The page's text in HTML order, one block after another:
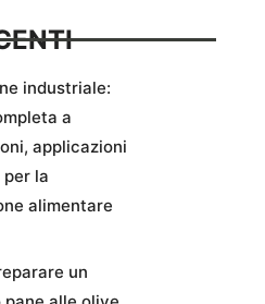
industriale:
a
applicazioni
la
alimentare
un